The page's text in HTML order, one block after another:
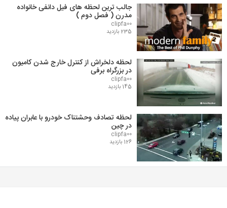
جالب ترین لحظه های فیل دانفی خانواده
مدرن ( فصل دوم )
clipfa00
235 بازدید
لحظه دلخراش از کنترل خارج شدن کامیون
در بزرگراه برفی
clipfa00
145 بازدید
لحظه تصادف وحشتناک خودرو با عابران پیاده
در چین
clipfa00
126 بازدید